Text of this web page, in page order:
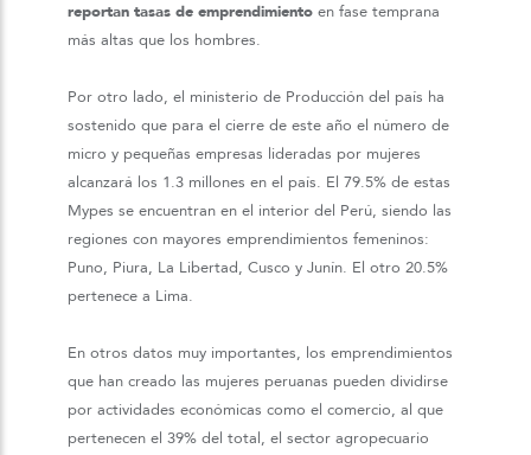
reportan tasas de emprendimientoen fase temprana
más altas que los hombres.
Por otro lado, el ministerio de Producción del país ha
sostenido que para el cierre de este año el número de
micro y pequeñas empresas lideradas por mujeres
alcanzará los 1.3 millones en el país. El 79.5% de estas
Mypes se encuentran en el interior del Perú, siendo las
regiones con mayores emprendimientos femeninos:
Puno, Piura, La Libertad, Cusco y Junín. El otro 20.5%
pertenece a Lima.
En otros datos muy importantes, los emprendimientos
que han creado las mujeres peruanas pueden dividirse
por actividades económicas como el comercio, al que
pertenecen el 39% del total, el sector agropecuario